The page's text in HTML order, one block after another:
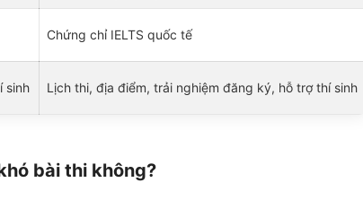
Chứng chỉ IELTS quốc tế
sinh Lịch thi, địa điểm, trải nghiệm đăng ký, hỗ trợ thí sinh
bài thi không?